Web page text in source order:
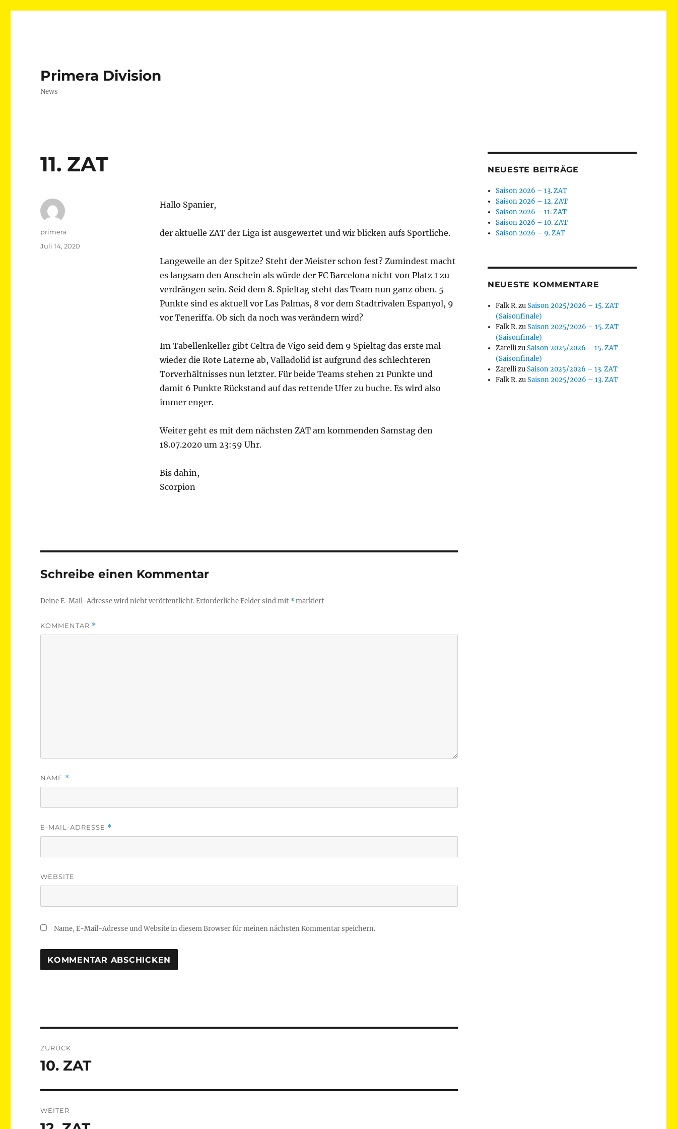
Primera Division
News
11. ZAT
Hallo Spanier,
der aktuelle ZAT der Liga ist ausgewertet und wir blicken aufs Sportliche.
Langeweile an der Spitze? Steht der Meister schon fest? Zumindest macht
es langsam den Anschein als würde der FC Barcelona nicht von Platz 1 zu
verdrängen sein. Seid dem 8. Spieltag steht das Team nun ganz oben. 5
Punkte sind es aktuell vor Las Palmas, 8 vor dem Stadtrivalen Espanyol, 9
vor Teneriffa. Ob sich da noch was verändern wird?
Im Tabellenkeller gibt Celtra de Vigo seid dem 9 Spieltag das erste mal
wieder die Rote Laterne ab, Valladolid ist aufgrund des schlechteren
Torverhältnisses nun letzter. Für beide Teams stehen 21 Punkte und
damit 6 Punkte Rückstand auf das rettende Ufer zu buche. Es wird also
immer enger.
Weiter geht es mit dem nächsten ZAT am kommenden Samstag den
18.07.2020 um 23:59 Uhr.
Bis dahin,
Scorpion
Autor
primera
Veröffentlicht
Juli 14, 2020
Schreibe einen Kommentar
Deine E-Mail-Adresse wird nicht veröffentlicht.Erforderliche Felder sind mit *markiert
KOMMENTAR *
NAME *
E-MAIL-ADRESSE *
WEBSITE
Name, E-Mail-Adresse und Website in diesem Browser für meinen nächsten Kommentar speichern.
ZURÜCK
Vorheriger
10. ZAT
WEITER
Nächster
NEUESTE BEITRÄGE
Saison 2026 – 13. ZAT
Saison 2026 – 12. ZAT
Saison 2026 – 11. ZAT
Saison 2026 – 10. ZAT
Saison 2026 – 9. ZAT
NEUESTE KOMMENTARE
Falk R.zuSaison 2025/2026 – 15. ZAT
(Saisonfinale)
Falk R.zuSaison 2025/2026 – 15. ZAT
(Saisonfinale)
ZarellizuSaison 2025/2026 – 15. ZAT
(Saisonfinale)
ZarellizuSaison 2025/2026 – 13. ZAT
Falk R.zuSaison 2025/2026 – 13. ZAT